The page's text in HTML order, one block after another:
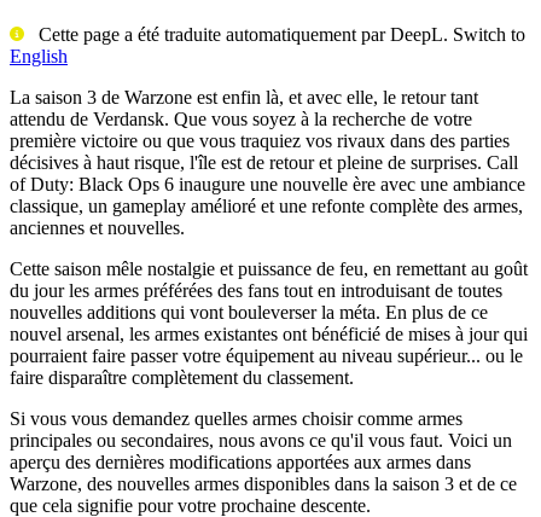
Cette page a été traduite automatiquement par DeepL. Switch to
English
La saison 3 de Warzone est enfin là, et avec elle, le retour tant
attendu de Verdansk. Que vous soyez à la recherche de votre
première victoire ou que vous traquiez vos rivaux dans des parties
décisives à haut risque, l'île est de retour et pleine de surprises. Call
of Duty: Black Ops 6 inaugure une nouvelle ère avec une ambiance
classique, un gameplay amélioré et une refonte complète des armes,
anciennes et nouvelles.
Cette saison mêle nostalgie et puissance de feu, en remettant au goût
du jour les armes préférées des fans tout en introduisant de toutes
nouvelles additions qui vont bouleverser la méta. En plus de ce
nouvel arsenal, les armes existantes ont bénéficié de mises à jour qui
pourraient faire passer votre équipement au niveau supérieur... ou le
faire disparaître complètement du classement.
Si vous vous demandez quelles armes choisir comme armes
principales ou secondaires, nous avons ce qu'il vous faut. Voici un
aperçu des dernières modifications apportées aux armes dans
Warzone, des nouvelles armes disponibles dans la saison 3 et de ce
que cela signifie pour votre prochaine descente.